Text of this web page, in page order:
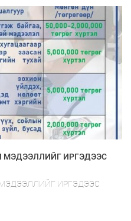
МЭДЭЭЛЛИЙГ ИРГЭДЭЭС
ИРГЭДЭЭС